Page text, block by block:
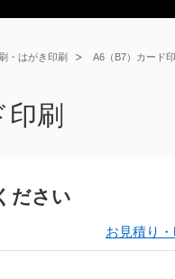
・はがき印刷 A6（B7）カード
刷
ださい
お見積り